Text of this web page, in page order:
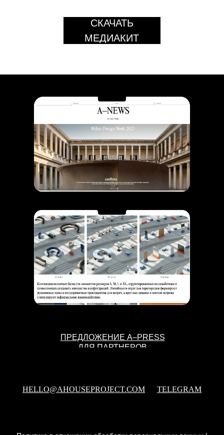
ПРЕДЛОЖЕНИЕ A–PRESS
ДЛЯ ПАРТНЕРОВ
HELLO@AHOUSEPROJECT.COM TELEGRAM